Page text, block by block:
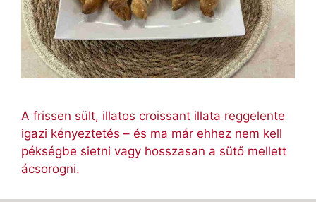
A frissen sült, illatos croissant illata reggelente
igazi kényeztetés – és ma már ehhez nem kell
pékségbe sietni vagy hosszasan a sütő mellett
ácsorogni.